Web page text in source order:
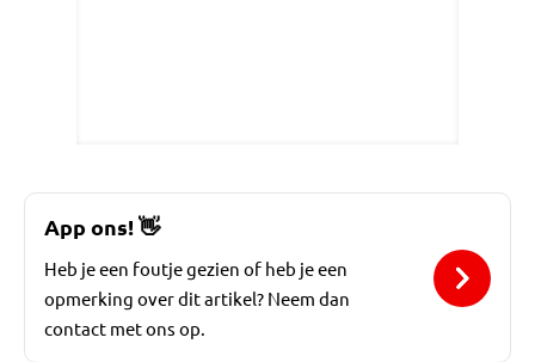
App ons!👋
Heb je een foutje gezien of heb je een
opmerking over dit artikel? Neem dan
contact met ons op.